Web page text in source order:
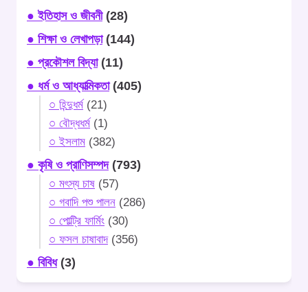
● ইতিহাস ও জীবনী(28)
● শিক্ষা ও লেখাপড়া(144)
● প্রকৌশল বিদ্যা(11)
● ধর্ম ও আধ্যাত্মিকতা(405)
○ হিন্দুধর্ম(21)
○ বৌদ্ধধর্ম(1)
○ ইসলাম (382)
● কৃষি ও প্রাণিসম্পদ(793)
○ মৎস্য চাষ (57)
○ গবাদি পশু পালন (286)
○ পোল্ট্রি ফার্মিং (30)
○ ফসল চাষাবাদ(356)
● বিবিধ(3)